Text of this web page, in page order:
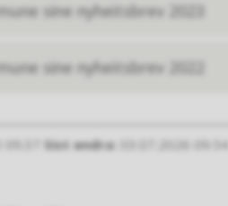
sine nyheitsbrev 2023
sine nyheitsbrev 2022
Sist endra 03.07.2026 09.54